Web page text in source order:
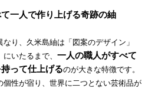
一人で作り上げる奇跡の紬
り、久米島紬は「図案のデザイン」
にいたるまで、一人の職人がすべて
って仕上げるのが大きな特徴です。
個性が宿り、世界に二つとない芸術品が